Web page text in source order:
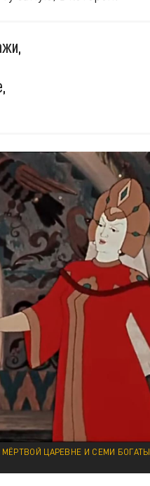
ЦАРЕВНЕ И СЕМИ